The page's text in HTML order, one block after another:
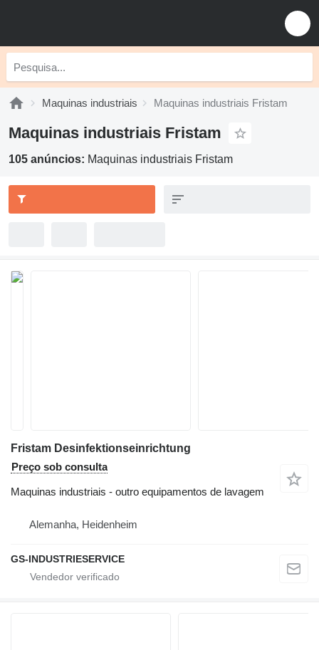
Maquinas industriais Maquinas industriais Fristam
Maquinas industriais Fristam
105 anúncios: Maquinas industriais Fristam
Fristam Desinfektionseinrichtung
Preço sob consulta
Maquinas industriais - outro equipamentos de lavagem
Alemanha, Heidenheim
GS-INDUSTRIESERVICE